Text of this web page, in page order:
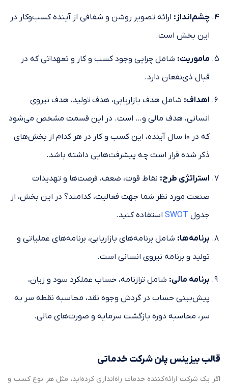
چشم‌انداز: ارائه تصویر روشن و شفافی از آینده کسب‌و‌کار در
این بخش است.
ماموریت: شامل چرایی وجود کسب و کار و تعهداتی که در
قبال ذی‌نفعان دارد.
اهداف: شامل هدف بازاریابی، هدف تولید، هدف نیروی
انسانی، هدف مالی و… است. در این قسمت مشخص می‌شود
که در ۱۰ سال آینده، این کسب و کار در هر کدام از بخش‌های
ذکر شده قرار است چه پیشرفت‌هایی داشته باشد.
استراتژی طرح: نقاط قوت، ضعف، فرصت‌ها و تهدیدات
صنعت مورد نظر شما جهت فعالیت، کدامند؟ در این بخش، از
جدول SWOTاستفاده کنید.
برنامه‌ها: شامل برنامه‌های بازاریابی، برنامه‌های عملیاتی و
تولید و برنامه نیروی انسانی است.
برنامه مالی: شامل ترازنامه، حساب عملکرد سود و زیان،
پیش‌بینی حساب در گردش وجوه نقد، محاسبه نقطه سر به
سر، محاسبه دوره بازگشت سرمایه و صورت‌های مالی.
قالب بیزینس پلن شرکت خدماتی
اگر یک شرکت ارائه‌کننده خدمات راه‌اندازی کرده‌اید، مثل هر نوع کسب و